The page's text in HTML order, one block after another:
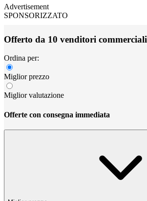
Advertisement
SPONSORIZZATO
Offerto da 10 venditori commerciali
Ordina per:
Miglior prezzo
Miglior valutazione
Offerte con consegna immediata